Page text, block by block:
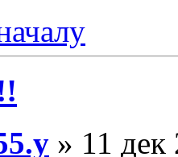
» 11 дек